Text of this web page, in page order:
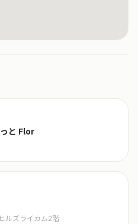
と Flor
ルズライカム2階